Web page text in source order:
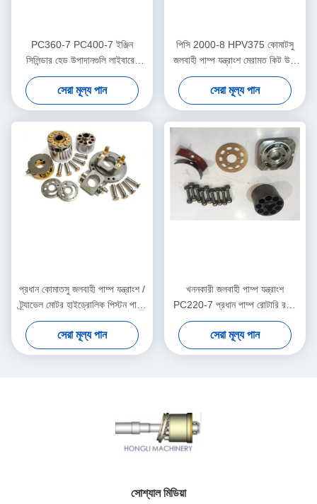
PC360-7 PC400-7 ইঞ্জিন
সিলিন্ডার হেড উপাদানগুলি লাইবারের
নির্মাণ যন্ত্রপাতি জন্য
সেরা মূল্য পান
পিসি 2000-8 HPV375 কোমাটসু
জলবাহী পাম্প যন্ত্রাংশ মেরামত কিট উচ্চ
নির্ভরযোগ্য
সেরা মূল্য পান
প্রধান কোমাতসু জলবাহী পাম্প যন্ত্রাংশ /
ট্র্যাভেল মোটর হাইড্রোলিক পিস্টন পাম্প
যন্ত্রাংশ
সেরা মূল্য পান
খননকারী জলবাহী পাম্প যন্ত্রাংশ
PC220-7 প্রধান পাম্প রোটারি রটার
গ্রুপ সমর্থন
সেরা মূল্য পান
সোশ্যাল মিডিয়া